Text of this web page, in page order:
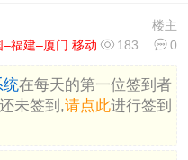
楼主
183
0
–福建–厦门 移动
统在每天的第一位签到者
未签到,请点此进行签到